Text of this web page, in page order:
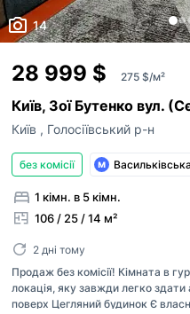
14
28 999 $ 275 $/м²
Київ, Зої Бутенко вул.
Київ , Голосіївський р-н
без комісії Васильківська
1 кімн. в 5 кімн.
106 / 25 / 14 м²
2 дні тому
Продаж без комісії! Кімната в
локація, яку завжди легко
поверх Цегляний будинок Є